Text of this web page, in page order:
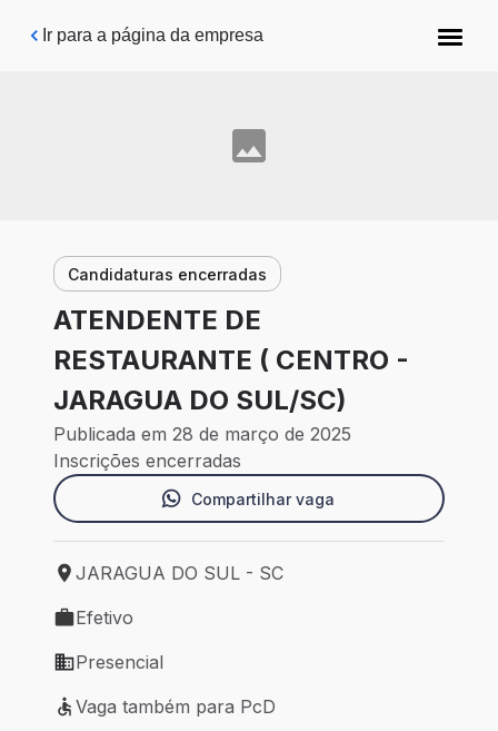
Pular para o conteúdo principal
Ir para a página da empresa
Candidaturas encerradas
ATENDENTE DE
RESTAURANTE ( CENTRO -
JARAGUA DO SUL/SC)
Publicada em 28 de março de 2025
Inscrições encerradas
Compartilhar vaga
Local de trabalho: JARAGUA DO SUL - SC
JARAGUA DO SUL - SC
Tipo de vaga: Efetivo
Efetivo
Modelo de trabalho: Presencial
Presencial
Vaga também para PcD
Vaga também para PcD